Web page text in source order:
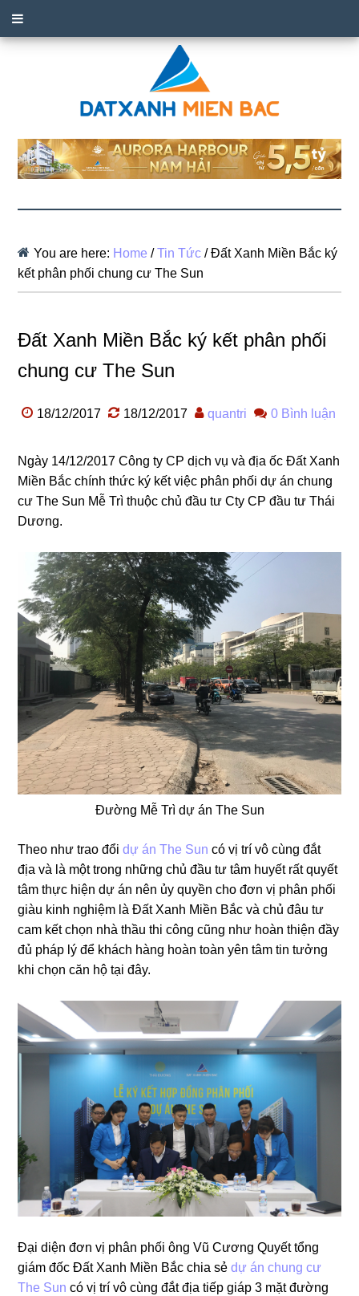
You are here: Home / Tin Tức /Đất Xanh Miền Bắc ký
kết phân phối chung cư The Sun
Đất Xanh Miền Bắc ký kết phân phối
chung cư The Sun
18/12/2017 18/12/2017 quantri 0 Bình luận
Ngày 14/12/2017 Công ty CP dịch vụ và địa ốc Đất Xanh
Miền Bắc chính thức ký kết việc phân phối dự án chung
cư The Sun Mễ Trì thuộc chủ đầu tư Cty CP đầu tư Thái
Dương.
Đường Mễ Trì dự án The Sun
Theo như trao đổidự án The Sun có vị trí vô cùng đắt
địa và là một trong những chủ đầu tư tâm huyết rất quyết
tâm thực hiện dự án nên ủy quyền cho đơn vị phân phối
giàu kinh nghiệm là Đất Xanh Miền Bắc và chủ đâu tư
cam kết chọn nhà thầu thi công cũng như hoàn thiện đầy
đủ pháp lý để khách hàng hoàn toàn yên tâm tin tưởng
khi chọn căn hộ tại đây.
Đại diện đơn vị phân phối ông Vũ Cương Quyết tổng
giám đốc Đất Xanh Miền Bắc chia sẻdự án chung cư
The Sun có vị trí vô cùng đắt địa tiếp giáp 3 mặt đường